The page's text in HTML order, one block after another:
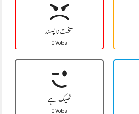
سخت نا پسند
0 Votes
ٹھیک ہے
0 Votes